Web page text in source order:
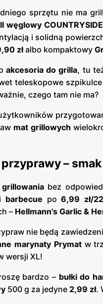
sprzętu nie ma
węglowy
i solidną
złalbo kompaktowy
akcesoria do grilla, tu
teleskopowe
czego tam nie ma?
mat grillowych
–
grillowania bez
i barbecue po6,99 zł/
– Hellmann's Garlic &
nie będą
marynaty Prymatw
wersji XL!
bardzo – bułki do
500 g za jedyne 2,99 zł.